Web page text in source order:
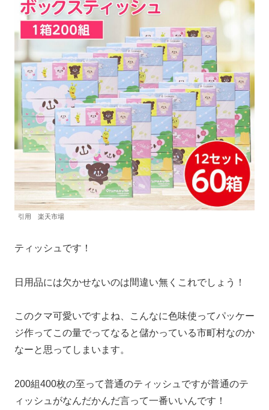
引用 楽天市場
ティッシュです！
日用品には欠かせないのは間違い無くこれでしょう！
このクマ可愛いですよね、こんなに色味使ってパッケー
ジ作ってこの量でってなると儲かっている市町村なのか
なーと思ってしまいます。
200組400枚の至って普通のティッシュですが普通のテ
ィッシュがなんだかんだ言って一番いいんです！